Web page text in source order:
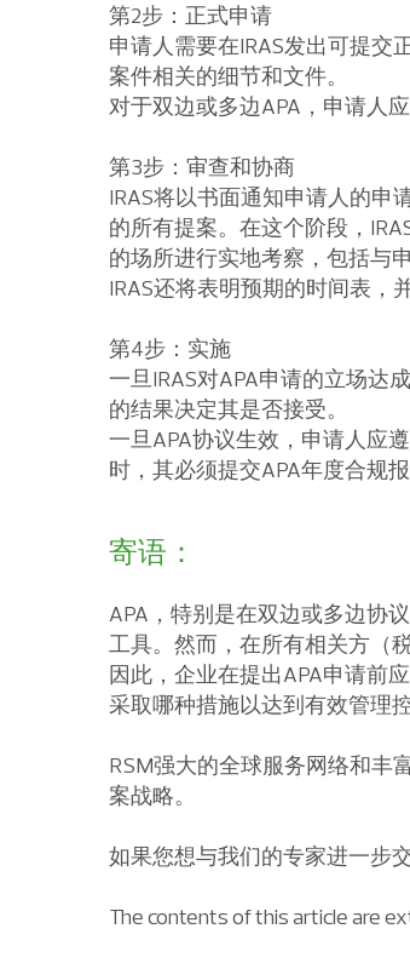
第2步：正式申请
申请人需要在IRAS发出可提交
案件相关的细节和文件。
对于双边或多边APA，申请人
第3步：审查和协商
IRAS将以书面通知申请人的申
的所有提案。在这个阶段，
的场所进行实地考察，包括与
IRAS还将表明预期的时间表，
第4步：实施
一旦IRAS对APA申请的立场达
的结果决定其是否接受。
一旦APA协议生效，申请人应
时，其必须提交APA年度合规
寄语：
APA，特别是在双边或多边协
工具。然而，在所有相关方（
因此，企业在提出APA申请前
采取哪种措施以达到有效管理
RSM强大的全球服务网络和丰
案战略。
如果您想与我们的专家进一步
The contents of this article are